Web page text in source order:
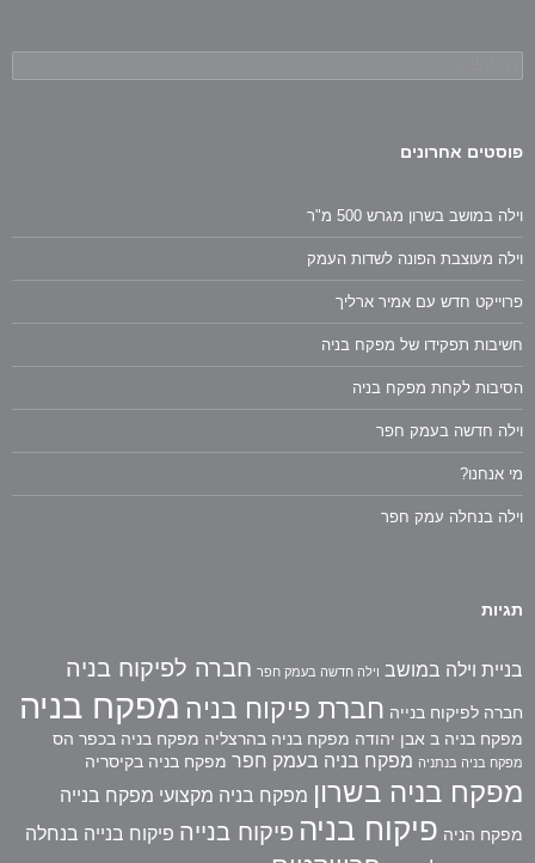
פוסטים אחרונים
וילה במושב בשרון מגרש 500 מ"ר
וילה מעוצבת הפונה לשדות העמק
פרוייקט חדש עם אמיר ארליך
חשיבות תפקידו של מפקח בניה
הסיבות לקחת מפקח בניה
וילה חדשה בעמק חפר
מי אנחנו?
וילה בנחלה עמק חפר
תגיות
בניית וילה במושב וילה חדשה בעמק חפר חברה לפיקוח בניה
חברה לפיקוח בנייה חברת פיקוח בניה מפקח בניה
מפקח בניה ב אבן יהודה מפקח בניה בהרצליה מפקח בניה בכפר הס
מפקח בניה בנתניה מפקח בניה בעמק חפר מפקח בניה בקיסריה
מפקח בניה בשרון מפקח בניה מקצועי מפקח בנייה
מפקח הניה פיקוח בניה פיקוח בנייה פיקוח בנייה בנחלה